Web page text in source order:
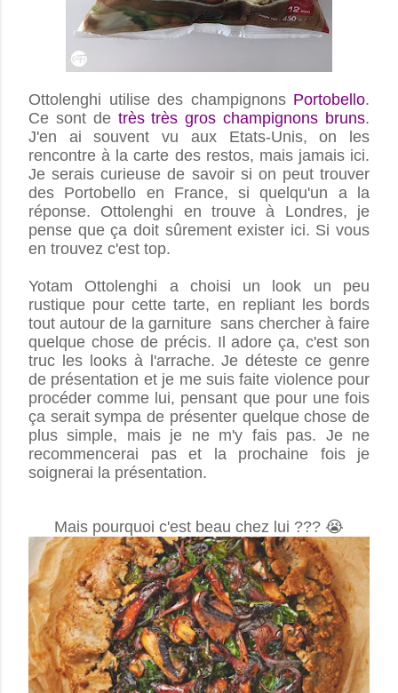
Ottolenghi utilise des champignons Portobello.
Ce sont de très très gros champignons bruns.
J'en ai souvent vu aux Etats-Unis, on les
rencontre à la carte des restos, mais jamais ici.
Je serais curieuse de savoir si on peut trouver
des Portobello en France, si quelqu'un a la
réponse. Ottolenghi en trouve à Londres, je
pense que ça doit sûrement exister ici. Si vous
en trouvez c'est top.
Yotam Ottolenghi a choisi un look un peu
rustique pour cette tarte, en repliant les bords
tout autour de la garniture sans chercher à faire
quelque chose de précis. Il adore ça, c'est son
truc les looks à l'arrache. Je déteste ce genre
de présentation et je me suis faite violence pour
procéder comme lui, pensant que pour une fois
ça serait sympa de présenter quelque chose de
plus simple, mais je ne m'y fais pas. Je ne
recommencerai pas et la prochaine fois je
soignerai la présentation.
Mais pourquoi c'est beau chez lui ??? 😭